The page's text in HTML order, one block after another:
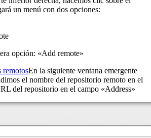
un menú con dos opciones:
opción: «Add remote»
En la siguiente ventana emergente
el nombre del repositorio remoto en el
del repositorio en el campo «Address»